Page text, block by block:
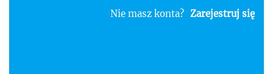
Nie masz konta? Zarejestruj się